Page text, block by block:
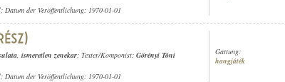
; Datum der Veröffentlichung: 1970-01-01
, ismeretlen zenekar; Texter/Komponist: Görényi Tóni
; Datum der Veröffentlichung: 1970-01-01
Gattung:
hangjáték